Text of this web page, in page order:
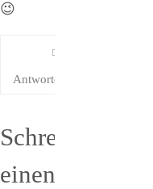
😉
Antworten
Schreibe
einen